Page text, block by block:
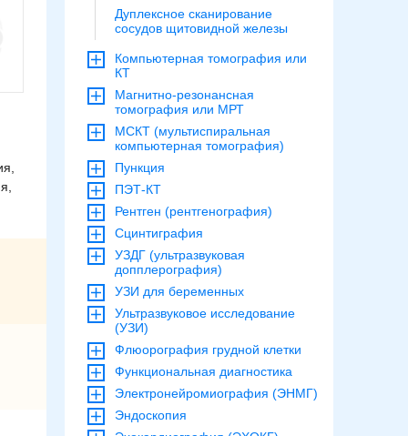
Дуплексное сканирование
сосудов щитовидной железы
Компьютерная томография или
КТ
Магнитно-резонансная
томография или МРТ
МСКТ (мультиспиральная
компьютерная томография)
Пункция
ПЭТ-КТ
Рентген (рентгенография)
Сцинтиграфия
УЗДГ (ультразвуковая
допплерография)
УЗИ для беременных
Ультразвуковое исследование
(УЗИ)
Флюорография грудной клетки
Функциональная диагностика
Электронейромиография (ЭНМГ)
Эндоскопия